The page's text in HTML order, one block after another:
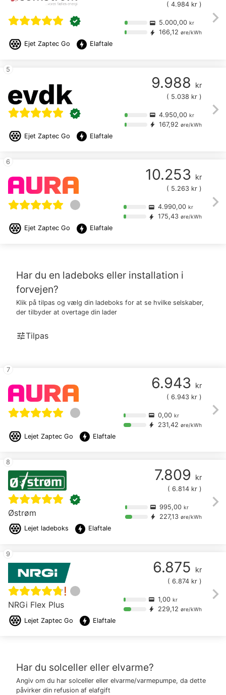
chevron_right
verified
Ejet Zaptec Go offline_bolt Elaftale
( 4.984 kr )
credit_card 5.000,00 kr
bolt 166,12 øre/kWh
chevron_right
5
verified
Ejet Zaptec Go offline_bolt Elaftale
9.988 kr
( 5.038 kr )
credit_card 4.950,00 kr
bolt 167,92 øre/kWh
chevron_right
6
Ejet Zaptec Go offline_bolt Elaftale
10.253 kr
( 5.263 kr )
credit_card 4.990,00 kr
bolt 175,43 øre/kWh
Har du en ladeboks eller installation i
forvejen?
Klik på tilpas og vælg din ladeboks for at se hvilke selskaber,
der tilbyder at overtage din lader
tuneTilpas
chevron_right
7
Lejet Zaptec Go offline_bolt Elaftale
6.943 kr
( 6.943 kr )
credit_card 0,00 kr
bolt 231,42 øre/kWh
chevron_right
8
verified
Østrøm
Lejet ladeboks offline_bolt Elaftale
7.809 kr
( 6.814 kr )
credit_card 995,00 kr
bolt 227,13 øre/kWh
chevron_right
9
!
NRGi Flex Plus
Lejet Zaptec Go offline_bolt Elaftale
6.875 kr
( 6.874 kr )
credit_card 1,00 kr
bolt 229,12 øre/kWh
Har du solceller eller elvarme?
Angiv om du har solceller eller elvarme/varmepumpe, da dette
påvirker din refusion af elafgift